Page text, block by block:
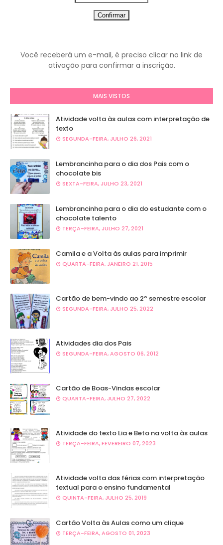
Você receberá um e-mail, é preciso clicar no link de
ativação para confirmar a inscrição.
MAIS VISTOS
Atividade volta às aulas com interpretação de
texto
SEGUNDA-FEIRA, JULHO 26, 2021
Lembrancinha para o dia dos Pais com o
chocolate bis
SEXTA-FEIRA, JULHO 23, 2021
Lembrancinha para o dia do estudante com o
chocolate talento
TERÇA-FEIRA, JULHO 27, 2021
Camila e a Volta às aulas para imprimir
QUARTA-FEIRA, JANEIRO 21, 2015
Cartão de bem-vindo ao 2º semestre escolar
SEGUNDA-FEIRA, JULHO 25, 2022
Atividades dia dos Pais
SEGUNDA-FEIRA, AGOSTO 06, 2012
Cartão de Boas-Vindas escolar
QUARTA-FEIRA, JULHO 27, 2022
Atividade do texto Lia e Beto na volta às aulas
TERÇA-FEIRA, FEVEREIRO 07, 2023
Atividade volta das férias com interpretação
textual para o ensino fundamental
QUINTA-FEIRA, JULHO 25, 2019
Cartão Volta às Aulas como um clique
TERÇA-FEIRA, AGOSTO 01, 2023